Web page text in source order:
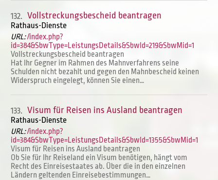
132. Vollstreckungsbescheid beantragen
Rathaus-Dienste
URL:/index.php?
id=384&SbwType=LeistungsDetails&SbwId=219&SbwMid=1
Vollstreckungsbescheid beantragen
Hat Ihr Gegner im Rahmen des Mahnverfahrens seine
Schulden nicht bezahlt und gegen den Mahnbescheid keinen
Widerspruch eingelegt, können Sie einen…
133. Visum für Reisen ins Ausland beantragen
Rathaus-Dienste
URL:/index.php?
id=384&SbwType=LeistungsDetails&SbwId=1355&SbwMid=1
Visum für Reisen ins Ausland beantragen
Ob Sie für Ihr Reiseland ein Visum benötigen, hängt vom
Recht des Einreisestaates ab. Über die in den einzelnen
Ländern geltenden Einreisebestimmungen…